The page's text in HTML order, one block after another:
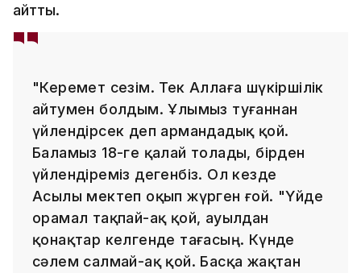
айтты.
"Керемет сезім. Тек Аллаға шүкіршілік
айтумен болдым. Ұлымыз туғаннан
үйлендірсек деп армандадық қой.
Баламыз 18-ге қалай толады, бірден
үйлендіреміз дегенбіз. Ол кезде
Асылы мектеп оқып жүрген ғой. "Үйде
орамал тақпай-ақ қой, ауылдан
қонақтар келгенде тағасың. Күнде
сәлем салмай-ақ қой. Басқа жақтан